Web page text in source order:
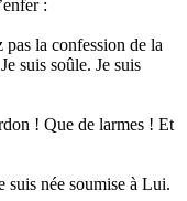
:
la confession de la
suis soûle. Je suis
! Que de larmes ! Et
née soumise à Lui.